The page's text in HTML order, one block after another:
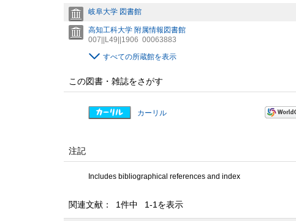
岐阜大学 図書館
高知工科大学 附属情報図書館
007||L49||1906 00063883
すべての所蔵館を表示
この図書・雑誌をさがす
カーリル
注記
Includes bibliographical references and index
関連文献： 1件中 1-1を表示